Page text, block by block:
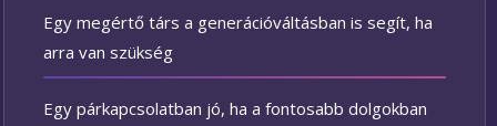
Egy megértő társ a generációváltásban is segít, ha
arra van szükség
Egy párkapcsolatban jó, ha a fontosabb dolgokban